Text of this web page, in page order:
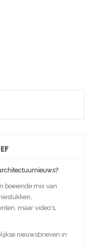
boeiende mix van
maar video's,
nieuwsbrieven in